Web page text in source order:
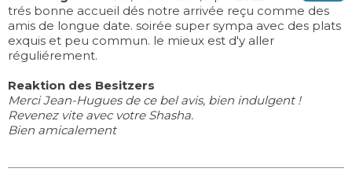
trés bonne accueil dés notre arrivée reçu comme des
amis de longue date. soirée super sympa avec des plats
exquis et peu commun. le mieux est d'y aller
réguliérement.
Reaktion des Besitzers
Merci Jean-Hugues de ce bel avis, bien indulgent !
Revenez vite avec votre Shasha.
Bien amicalement